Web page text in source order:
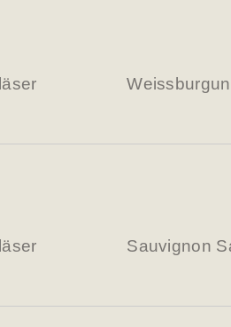
Sauvignon